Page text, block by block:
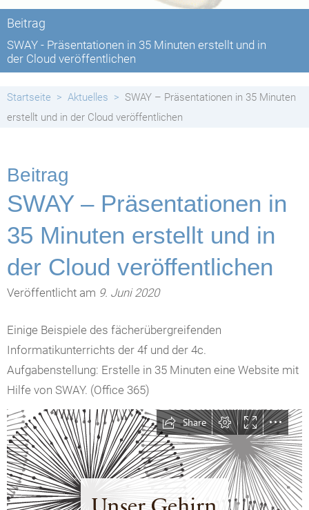
Beitrag
SWAY - Präsentationen in 35 Minuten erstellt und in
der Cloud veröffentlichen
Startseite Aktuelles
SWAY – Präsentationen in 35 Minuten
erstellt und in der Cloud veröffentlichen
Beitrag
SWAY – Präsentationen in
35 Minuten erstellt und in
der Cloud veröffentlichen
Veröffentlicht am 9. Juni 2020
Einige Beispiele des fächerübergreifenden
Informatikunterrichts der 4f und der 4c.
Aufgabenstellung: Erstelle in 35 Minuten eine Website mit
Hilfe von SWAY. (Office 365)